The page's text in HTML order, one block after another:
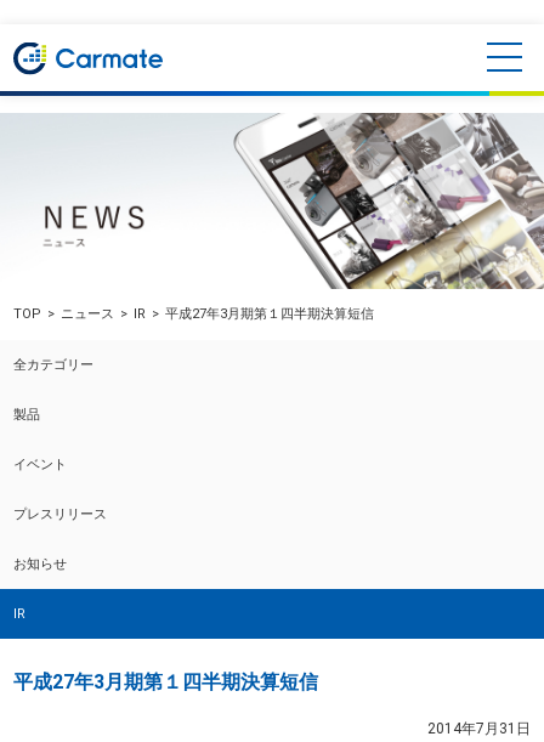
TOP ニュース IR 平成27年3月期第１四半期決算短信
全カテゴリー
製品
イベント
プレスリリース
お知らせ
IR
平成27年3月期第１四半期決算短信
2014年7月31日